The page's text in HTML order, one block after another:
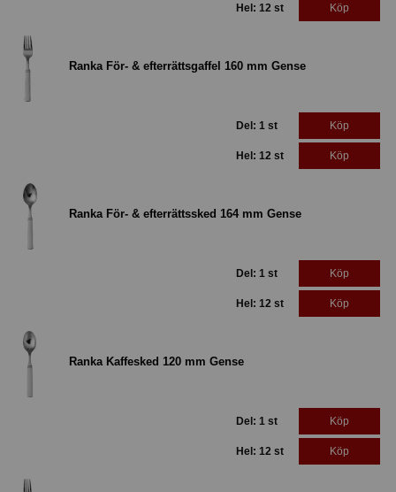
Hel: 12 st Köp
Ranka För- & efterrättsgaffel 160 mm Gense
Del: 1 st Köp
Hel: 12 st Köp
Ranka För- & efterrättssked 164 mm Gense
Del: 1 st Köp
Hel: 12 st Köp
Ranka Kaffesked 120 mm Gense
Del: 1 st Köp
Hel: 12 st Köp